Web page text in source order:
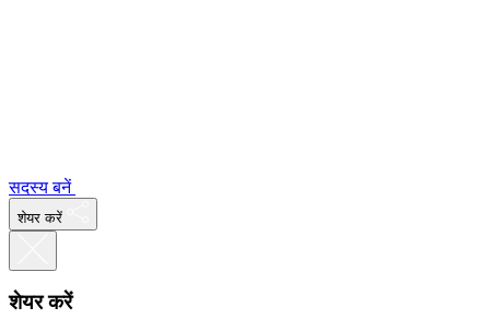
सदस्य बनें
शेयर करें
शेयर करें